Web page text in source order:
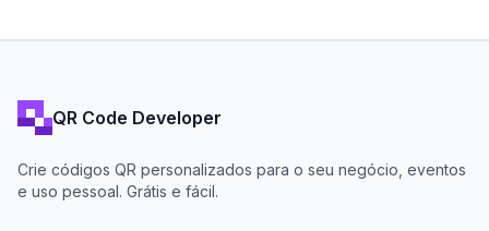
QR Code Developer
Crie códigos QR personalizados para o seu negócio, eventos
e uso pessoal. Grátis e fácil.